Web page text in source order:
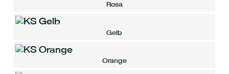
Rosa
Gelb
Orange